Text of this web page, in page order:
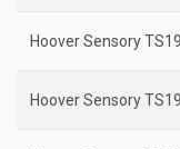
Hoover Sensory
Hoover Sensory